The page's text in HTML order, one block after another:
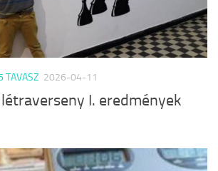
TAVASZ 2026-04-11
I. eredmények